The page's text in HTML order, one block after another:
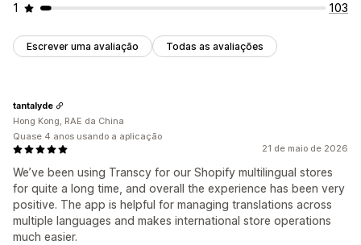
1
103
Escrever uma avaliação Todas as avaliações
21 de maio de 2026
We’ve been using Transcy for our Shopify multilingual stores
for quite a long time, and overall the experience has been very
positive. The app is helpful for managing translations across
multiple languages and makes international store operations
much easier.
tantalyde
Hong Kong, RAE da China
Quase 4 anos usando a aplicação